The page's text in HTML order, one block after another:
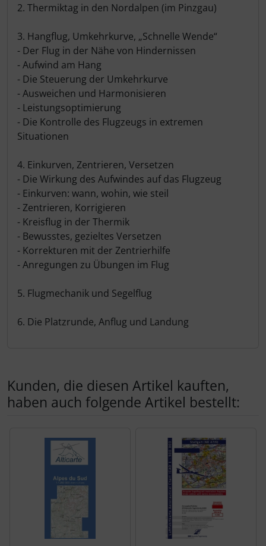
2. Thermiktag in den Nordalpen (im Pinzgau)
3. Hangflug, Umkehrkurve, „Schnelle Wende“
- Der Flug in der Nähe von Hindernissen
- Aufwind am Hang
- Die Steuerung der Umkehrkurve
- Ausweichen und Harmonisieren
- Leistungsoptimierung
- Die Kontrolle des Flugzeugs in extremen
Situationen
4. Einkurven, Zentrieren, Versetzen
- Die Wirkung des Aufwindes auf das Flugzeug
- Einkurven: wann, wohin, wie steil
- Zentrieren, Korrigieren
- Kreisflug in der Thermik
- Bewusstes, gezieltes Versetzen
- Korrekturen mit der Zentrierhilfe
- Anregungen zu Übungen im Flug
5. Flugmechanik und Segelflug
6. Die Platzrunde, Anflug und Landung
Kunden, die diesen Artikel kauften,
haben auch folgende Artikel bestellt: